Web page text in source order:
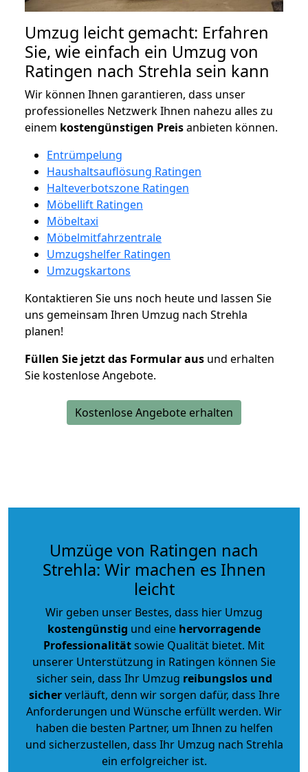
Umzug leicht gemacht: Erfahren
Sie, wie einfach ein Umzug von
Ratingen nach Strehla sein kann
Wir können Ihnen garantieren, dass unser
professionelles Netzwerk Ihnen nahezu alles zu
einem kostengünstigen Preisanbieten können.
Entrümpelung
Haushaltsauflösung Ratingen
Halteverbotszone Ratingen
Möbellift Ratingen
Möbeltaxi
Möbelmitfahrzentrale
Umzugshelfer Ratingen
Umzugskartons
Kontaktieren Sie uns noch heute und lassen Sie
uns gemeinsam Ihren Umzug nach Strehla
planen!
Füllen Sie jetzt das Formular aus und erhalten
Sie kostenlose Angebote.
Kostenlose Angebote erhalten
Umzüge von Ratingen nach
Strehla: Wir machen es Ihnen
leicht
Wir geben unser Bestes, dass hier Umzug
kostengünstig und eine hervorragende
Professionalitätsowie Qualität bietet. Mit
unserer Unterstützung in Ratingen können Sie
sicher sein, dass Ihr Umzug reibungslos und
sicherverläuft, denn wir sorgen dafür, dass Ihre
Anforderungen und Wünsche erfüllt werden. Wir
haben die besten Partner, um Ihnen zu helfen
und sicherzustellen, dass Ihr Umzug nach Strehla
ein erfolgreicher ist.